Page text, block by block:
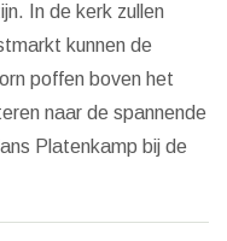
In de kerk zullen
kunnen de
poffen boven het
naar de spannende
Platenkamp bij de